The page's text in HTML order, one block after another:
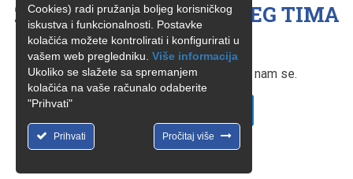
ŽELITE BITI ČLAN NAŠEG TIMA
?
Ukoliko ste zainteresirani, obratite nam se.
Cookies) radi pružanja boljeg korisničkog
iskustva i funkcionalnosti. Postavke
kolačića možete kontrolirati i konfigurirati u
vašem web pregledniku. Više informacija
Ukoliko se slažete sa spremanjem
kolačića na vaše računalo odaberite
"Prihvati"
Prihvati Pročitaj više